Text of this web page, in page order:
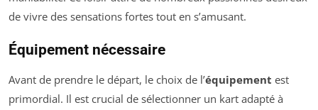
de vivre des sensations fortes tout en s’amusant.
Équipement nécessaire
Avant de prendre le départ, le choix de l’équipement est
primordial. Il est crucial de sélectionner un kart adapté à